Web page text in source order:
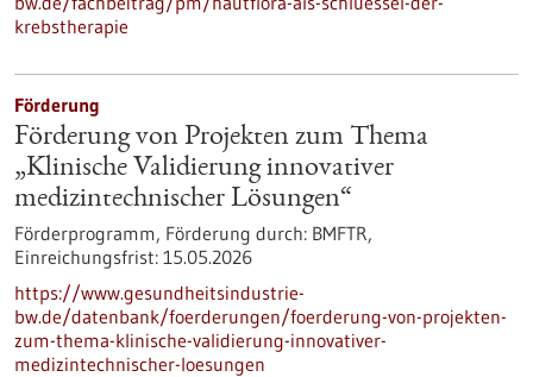
krebstherapie
Förderung
Förderung von Projekten zum Thema
„Klinische Validierung innovativer
medizintechnischer Lösungen“
Förderprogramm, Förderung durch: BMFTR,
Einreichungsfrist: 15.05.2026
https://www.gesundheitsindustrie-
bw.de/datenbank/foerderungen/foerderung-von-projekten-
zum-thema-klinische-validierung-innovativer-
medizintechnischer-loesungen